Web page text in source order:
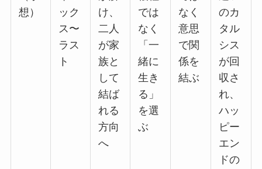
想）
ック
ス〜
ラス
ト
け、
二人
が家
族と
して
結ば
れる
方向
へ
では
なく
「一
緒に
生き
る」
を選
ぶ
なく
意思
で関
係を
結ぶ
のカ
タル
シス
が回
収さ
れ、
ハッ
ピー
エン
ドの